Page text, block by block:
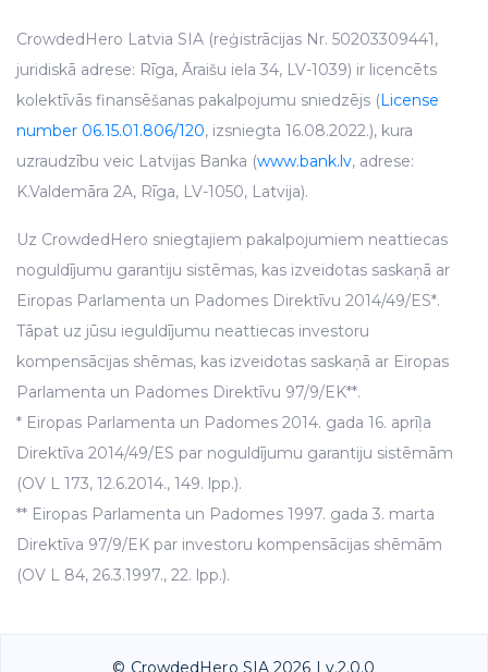
CrowdedHero Latvia SIA (reģistrācijas Nr. 50203309441,
juridiskā adrese: Rīga, Āraišu iela 34, LV-1039) ir licencēts
kolektīvās finansēšanas pakalpojumu sniedzējs (License
number 06.15.01.806/120, izsniegta 16.08.2022.), kura
uzraudzību veic Latvijas Banka (www.bank.lv, adrese:
K.Valdemāra 2A, Rīga, LV-1050, Latvija).
Uz CrowdedHero sniegtajiem pakalpojumiem neattiecas
noguldījumu garantiju sistēmas, kas izveidotas saskaņā ar
Eiropas Parlamenta un Padomes Direktīvu 2014/49/ES*.
Tāpat uz jūsu ieguldījumu neattiecas investoru
kompensācijas shēmas, kas izveidotas saskaņā ar Eiropas
Parlamenta un Padomes Direktīvu 97/9/EK**.
* Eiropas Parlamenta un Padomes 2014. gada 16. aprīļa
Direktīva 2014/49/ES par noguldījumu garantiju sistēmām
(OV L 173, 12.6.2014., 149. lpp.).
** Eiropas Parlamenta un Padomes 1997. gada 3. marta
Direktīva 97/9/EK par investoru kompensācijas shēmām
(OV L 84, 26.3.1997., 22. lpp.).
© CrowdedHero SIA 2026 | v.2.0.0